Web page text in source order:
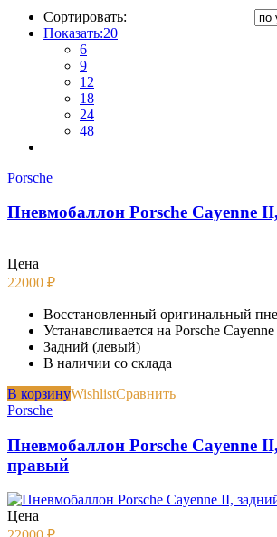
Сортировать:
Показать:20
6
9
12
18
24
48
Porsche
Пневмобаллон Porsche Cayenne
Цена
22000 ₽
Восстановленный оригинальный
Устанавсливается на Porsche
Задний (левый)
В наличии со склада
В корзинуWishlistСравнить
Porsche
Пневмобаллон Porsche Cayenne
правый
Цена